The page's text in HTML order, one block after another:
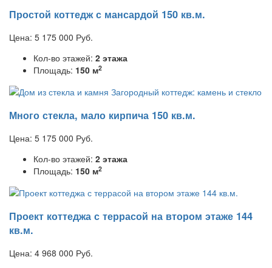
Простой коттедж с мансардой 150 кв.м.
Цена: 5 175 000 Руб.
Кол-во этажей: 2 этажа
Площадь: 150 м2
Много стекла, мало кирпича 150 кв.м.
Цена: 5 175 000 Руб.
Кол-во этажей: 2 этажа
Площадь: 150 м2
Проект коттеджа с террасой на втором этаже 144
кв.м.
Цена: 4 968 000 Руб.